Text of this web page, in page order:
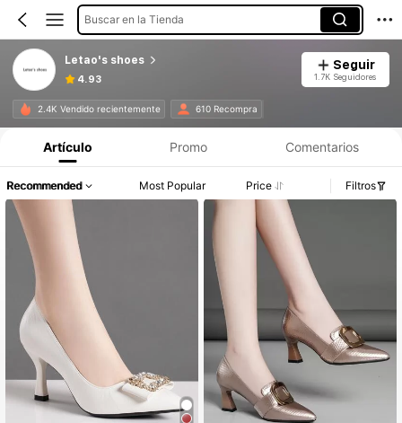
Buscar en la Tienda
Letao's shoes
4.93
Seguir
1.7K Seguidores
2.4K Vendido recientemente 610 Recompra
Artículo Promo Comentarios
Recommended Most Popular Price Filtros